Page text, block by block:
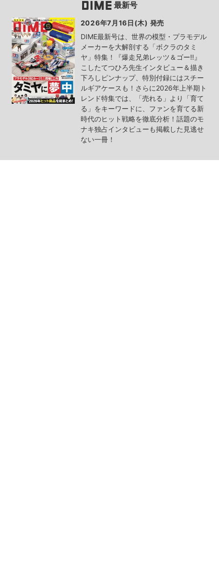
最新号
2026年7月16日(木) 発売
DIME最新号は、世界の模型・プラモデル
メーカーを大解剖する「ボクラのタミ
ヤ」特集！『爆走兄弟レッツ＆ゴー!!』
こしたてつひろ先生インタビュー＆描き
下ろしピンナップ、特別付録にはスチー
ルギアケースも！さらに2026年上半期ト
レンド特集では、「売れる」より「育て
る」をキーワードに、ファンを育てる新
時代のヒット戦略を徹底分析！話題のモ
ナキ独占インタビューも掲載した見逃せ
ない一冊！